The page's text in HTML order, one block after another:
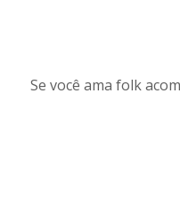
Se você ama folk